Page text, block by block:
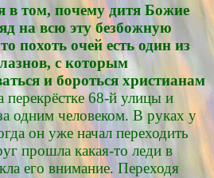
в том, почему дитя Божие
на всю эту безбожную
похоть очей есть один из
с которым
и бороться христианам
68-й улицы и
одним человеком. В руках у
он уже начал переходить
прошла какая-то леди в
его внимание. Переходя